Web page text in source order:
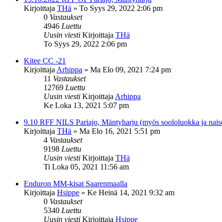
Kirjoittaja THä » To Syys 29, 2022 2:06 pm
0 Vastaukset
4946 Luettu
Uusin viesti Kirjoittaja THä
To Syys 29, 2022 2:06 pm
Kitee CC -21
Kirjoittaja Arhippa » Ma Elo 09, 2021 7:24 pm
11 Vastaukset
12769 Luettu
Uusin viesti Kirjoittaja Arhippa
Ke Loka 13, 2021 5:07 pm
9.10 RFF NILS Pariajo, Mäntyharju (myös soololuokka ja
Kirjoittaja THä » Ma Elo 16, 2021 5:51 pm
4 Vastaukset
9198 Luettu
Uusin viesti Kirjoittaja THä
Ti Loka 05, 2021 11:56 am
Enduron MM-kisat Saarenmaalla
Kirjoittaja Hsippe » Ke Heinä 14, 2021 9:32 am
0 Vastaukset
5340 Luettu
Uusin viesti Kirjoittaja Hsippe